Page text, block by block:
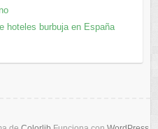
hoteles burbuja en España